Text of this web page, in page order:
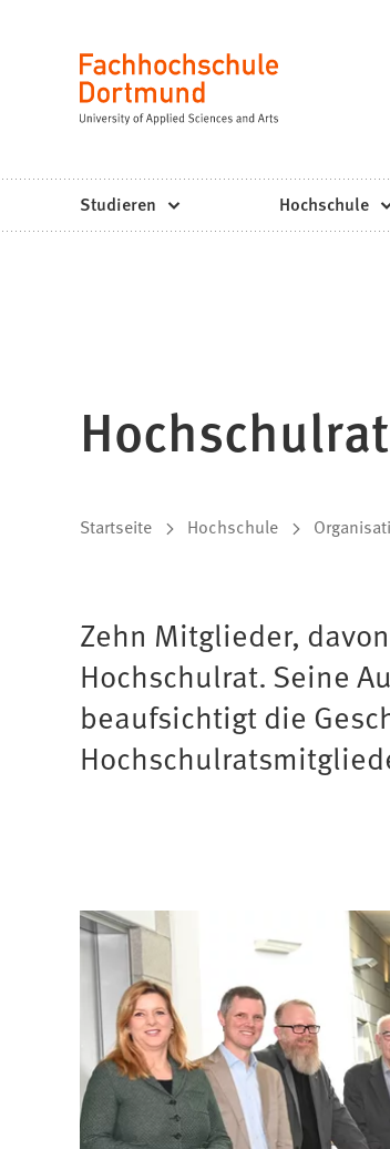
Dortmund
-
Studiengänge,
Bewerbung
Sprache
Studieren Hochschule
Hochschulrat
Sie
sich
hier:
Startseite Hochschule
Zehn Mitglieder,
Hochschulrat. Seine
beaufsichtigt die